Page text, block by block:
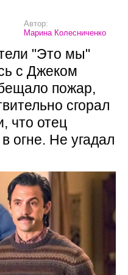
Автор:
Марина Колесниченко
"Это мы"
с Джеком
пожар,
сгорал
что отец
огне. Не угадал